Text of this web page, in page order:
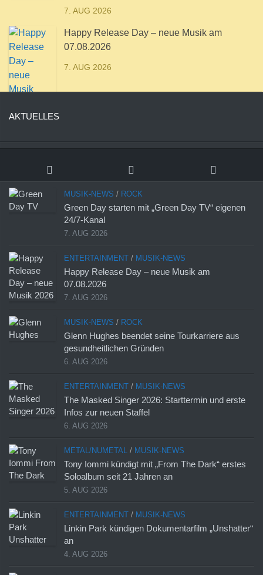
7. AUG 2026
Happy Release Day – neue Musik am
07.08.2026
7. AUG 2026
AKTUELLES
MUSIK-NEWS / ROCK
Green Day starten mit „Green Day TV“ eigenen
24/7-Kanal
7. AUG 2026
ENTERTAINMENT / MUSIK-NEWS
Happy Release Day – neue Musik am
07.08.2026
7. AUG 2026
MUSIK-NEWS / ROCK
Glenn Hughes beendet seine Tourkarriere aus
gesundheitlichen Gründen
6. AUG 2026
ENTERTAINMENT / MUSIK-NEWS
The Masked Singer 2026: Starttermin und erste
Infos zur neuen Staffel
6. AUG 2026
METAL/NUMETAL / MUSIK-NEWS
Tony Iommi kündigt mit „From The Dark“ erstes
Soloalbum seit 21 Jahren an
5. AUG 2026
ENTERTAINMENT / MUSIK-NEWS
Linkin Park kündigen Dokumentarfilm „Unshatter“
an
4. AUG 2026